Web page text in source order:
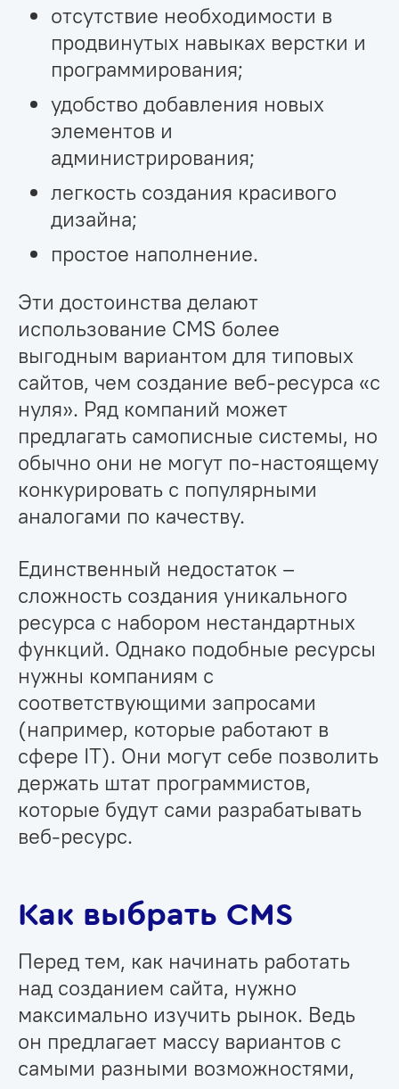
отсутствие необходимости в
продвинутых навыках верстки и
программирования;
удобство добавления новых
элементов и
администрирования;
легкость создания красивого
дизайна;
простое наполнение.
Эти достоинства делают
использование CMS более
выгодным вариантом для типовых
сайтов, чем создание веб-ресурса «с
нуля». Ряд компаний может
предлагать самописные системы, но
обычно они не могут по-настоящему
конкурировать с популярными
аналогами по качеству.
Единственный недостаток –
сложность создания уникального
ресурса с набором нестандартных
функций. Однако подобные ресурсы
нужны компаниям с
соответствующими запросами
(например, которые работают в
сфере IT). Они могут себе позволить
держать штат программистов,
которые будут сами разрабатывать
веб-ресурс.
Как выбрать CMS
Перед тем, как начинать работать
над созданием сайта, нужно
максимально изучить рынок. Ведь
он предлагает массу вариантов с
самыми разными возможностями,